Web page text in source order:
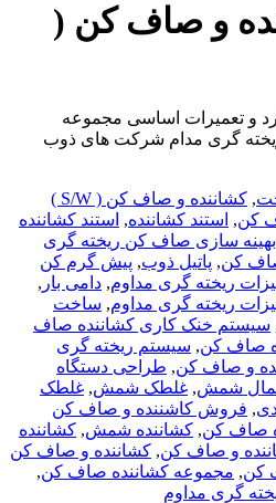
و صاف کن (
و تعمیرات اساسی مجموعه
گری مدام شرکت های ذوب
, کشاننده و صاف کن ( S/W )
, استند کشاننده, استند کشاننده
بهینه سازی صاف کن ریخته گری
کن, پاتیل ذوب, پیش گرم کن
ریخته گری مداوم, دامی بار ,
ریخته گری مداوم, ساخت
سیستم خنک کاری کشاننده صاف
صاف کن, سیستم ریخته گری
و صاف کن, طراحی دستگاه
شمش, غلطک شمش, غلطک
, فروش کاشننده و صاف کن
صاف کن, کشاننده شمش, کشاننده
و صاف کن, کشاننده و صاف کن
کن, مجموعه کشاننده صاف کن,
گری مداوم